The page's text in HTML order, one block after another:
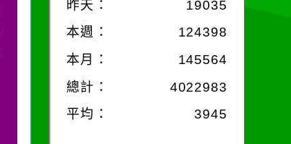
昨天： 19035
本週： 124398
本月：
145564
總計：
4022983
平均： 3945